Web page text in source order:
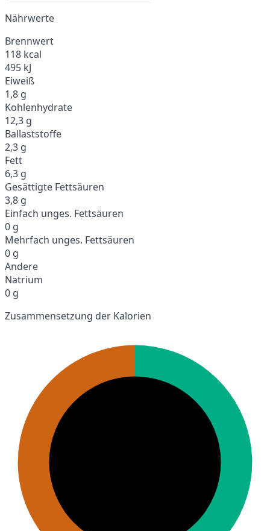
Nährwerte
Brennwert
118 kcal
495 kJ
Eiweiß
1,8 g
Kohlenhydrate
12,3 g
Ballaststoffe
2,3 g
Fett
6,3 g
Gesättigte Fettsäuren
3,8 g
Einfach unges. Fettsäuren
0 g
Mehrfach unges. Fettsäuren
0 g
Andere
Natrium
0 g
Zusammensetzung der Kalorien